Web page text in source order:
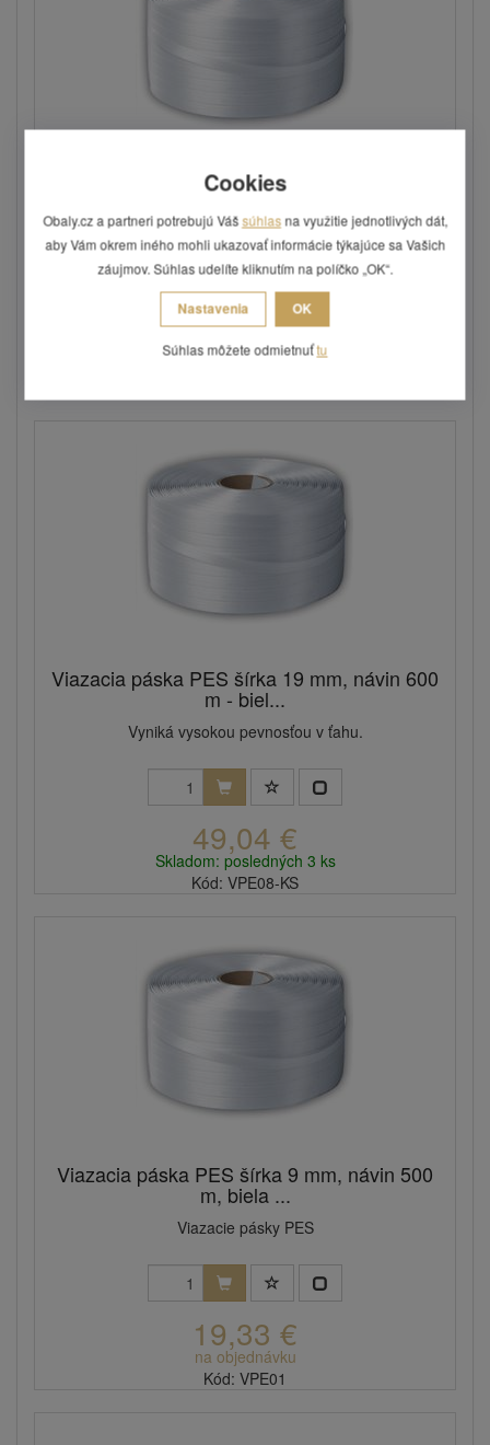
Viazacia páska PES šírka 16 mm, návin 850
Vyniká vysokou pevnosťou v ťahu.
51,51 €
Skladom: posledných 1 ks
Viazacia páska PES šírka 19 mm, návin 600
m - biel...
Vyniká vysokou pevnosťou v ťahu.
49,04 €
Skladom: posledných 3 ks
Kód: VPE08-KS
Viazacia páska PES šírka 9 mm, návin 500
m, biela ...
Viazacie pásky PES
19,33 €
na objednávku
Kód: VPE01
Cookies
Obaly.cz a partneri potrebujú Vášsúhlas na využitie jednotlivých dát,
aby Vám okrem iného mohli ukazovať informácie týkajúce sa Vašich
záujmov. Súhlas udelíte kliknutím na políčko „OK“.
Nastavenia OK
Súhlas môžete odmietnuťtu